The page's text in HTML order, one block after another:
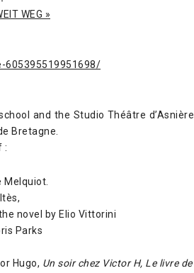
WEG »
605395519951698/
and the Studio Théâtre
Bretagne.
:
Melquiot.
novel by Elio Vittorini
Parks
Hugo, Un soir chez Victor H, Le livre